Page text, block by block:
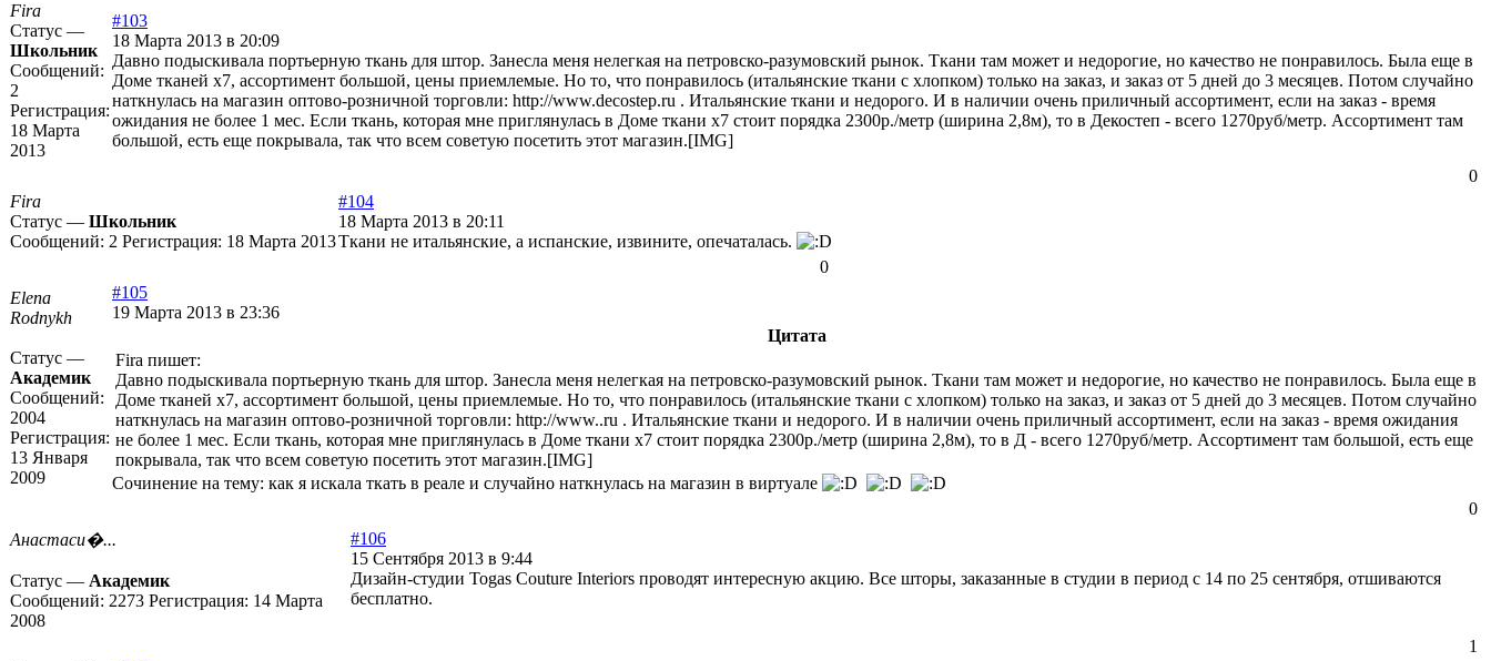
Fira
Статус —
Школьник
Сообщений:
2
Регистрация:
18 Марта
2013
#103
18 Марта 2013 в 20:09
Давно подыскивала портьерную ткань для штор. Занесла меня нелегкая на петровско-разумовский рынок. Ткани там может и недорогие, но качество не понравилось. Была еще в
Доме тканей х7, ассортимент большой, цены приемлемые. Но то, что понравилось (итальянские ткани с хлопком) только на заказ, и заказ от 5 дней до 3 месяцев. Потом случайно
наткнулась на магазин оптово-розничной торговли: http://www.decostep.ru . Итальянские ткани и недорого. И в наличии очень приличный ассортимент, если на заказ - время
ожидания не более 1 мес. Если ткань, которая мне приглянулась в Доме ткани х7 стоит порядка 2300р./метр (ширина 2,8м), то в Декостеп - всего 1270руб/метр. Ассортимент там
большой, есть еще покрывала, так что всем советую посетить этот магазин.[IMG]
0
Fira
Статус — Школьник
Сообщений: 2 Регистрация: 18 Марта 2013
#104
18 Марта 2013 в 20:11
Ткани не итальянские, а испанские, извините, опечаталась.
0
Elena
Rodnykh
Статус —
Академик
Сообщений:
2004
Регистрация:
13 Января
2009
#105
19 Марта 2013 в 23:36
Цитата
Fira пишет:
Давно подыскивала портьерную ткань для штор. Занесла меня нелегкая на петровско-разумовский рынок. Ткани там может и недорогие, но качество не понравилось. Была еще в
Доме тканей х7, ассортимент большой, цены приемлемые. Но то, что понравилось (итальянские ткани с хлопком) только на заказ, и заказ от 5 дней до 3 месяцев. Потом случайно
наткнулась на магазин оптово-розничной торговли: http://www..ru . Итальянские ткани и недорого. И в наличии очень приличный ассортимент, если на заказ - время ожидания
не более 1 мес. Если ткань, которая мне приглянулась в Доме ткани х7 стоит порядка 2300р./метр (ширина 2,8м), то в Д - всего 1270руб/метр. Ассортимент там большой, есть еще
покрывала, так что всем советую посетить этот магазин.[IMG]
Сочинение на тему: как я искала ткать в реале и случайно наткнулась на магазин в виртуале
0
Анастаси�...
Статус — Академик
Сообщений: 2273 Регистрация: 14 Марта
2008
#106
15 Сентября 2013 в 9:44
Дизайн-студии Togas Couture Interiors проводят интересную акцию. Все шторы, заказанные в студии в период c 14 по 25 сентября, отшиваются
бесплатно.
1